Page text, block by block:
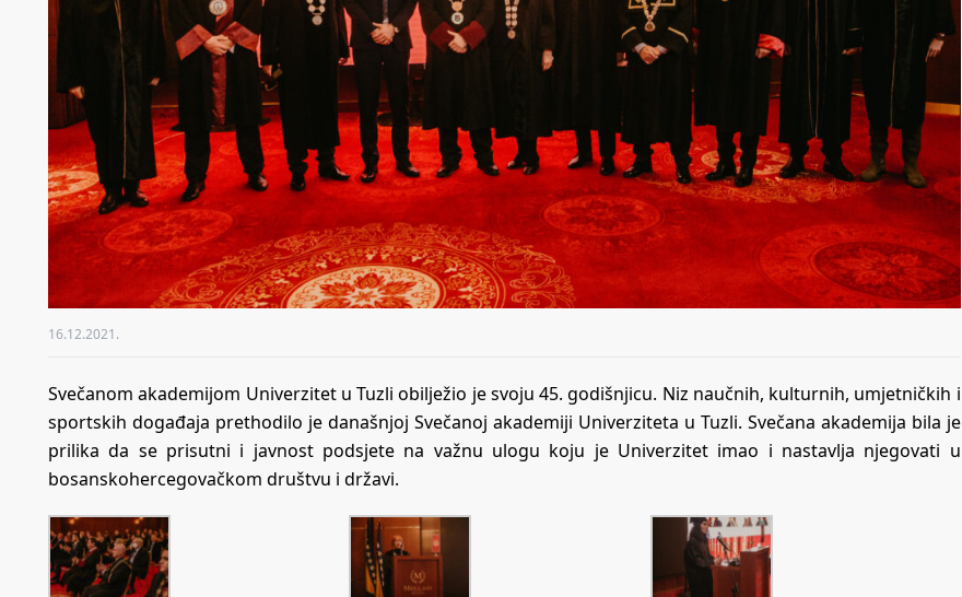
16.12.2021.
Svečanom akademijom Univerzitet u Tuzli obilježio je svoju 45. godišnjicu. Niz naučnih, kulturnih, umjetničkih i
sportskih događaja prethodilo je današnjoj Svečanoj akademiji Univerziteta u Tuzli. Svečana akademija bila je
prilika da se prisutni i javnost podsjete na važnu ulogu koju je Univerzitet imao i nastavlja njegovati u
bosanskohercegovačkom društvu i državi.